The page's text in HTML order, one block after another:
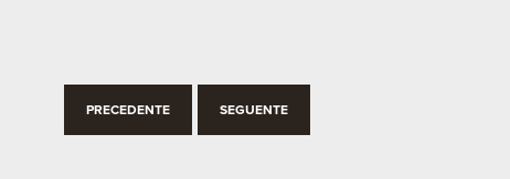
PRECEDENTE SEGUENTE